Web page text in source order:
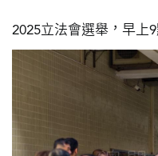
2025立法會選舉，早上